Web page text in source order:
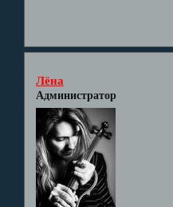
Лёна
Администратор